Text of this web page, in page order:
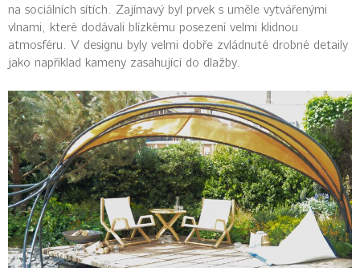
na sociálních sítích. Zajímavý byl prvek s uměle vytvářenými
vlnami, které dodávali blízkému posezení velmi klidnou
atmosféru. V designu byly velmi dobře zvládnuté drobné detaily
jako například kameny zasahující do dlažby.